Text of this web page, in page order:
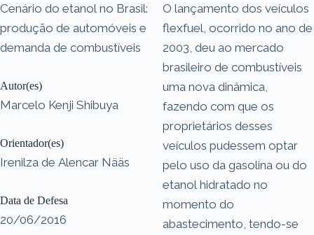
Cenário do etanol no Brasil:
produção de automóveis e
demanda de combustíveis
Autor(es)
Marcelo Kenji Shibuya
Orientador(es)
Irenilza de Alencar Nääs
Data de Defesa
20/06/2016
O lançamento dos veículos
flexfuel, ocorrido no ano de
2003, deu ao mercado
brasileiro de combustíveis
uma nova dinâmica,
fazendo com que os
proprietários desses
veículos pudessem optar
pelo uso da gasolina ou do
etanol hidratado no
momento do
abastecimento, tendo-se